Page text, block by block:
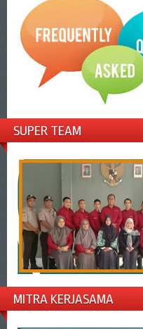
SUPER TEAM
MITRA KERJASAMA